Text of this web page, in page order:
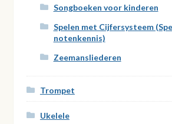
Songboeken voor kinderen
Spelen met Cijfersysteem
notenkennis)
Zeemansliederen
Trompet
Ukelele